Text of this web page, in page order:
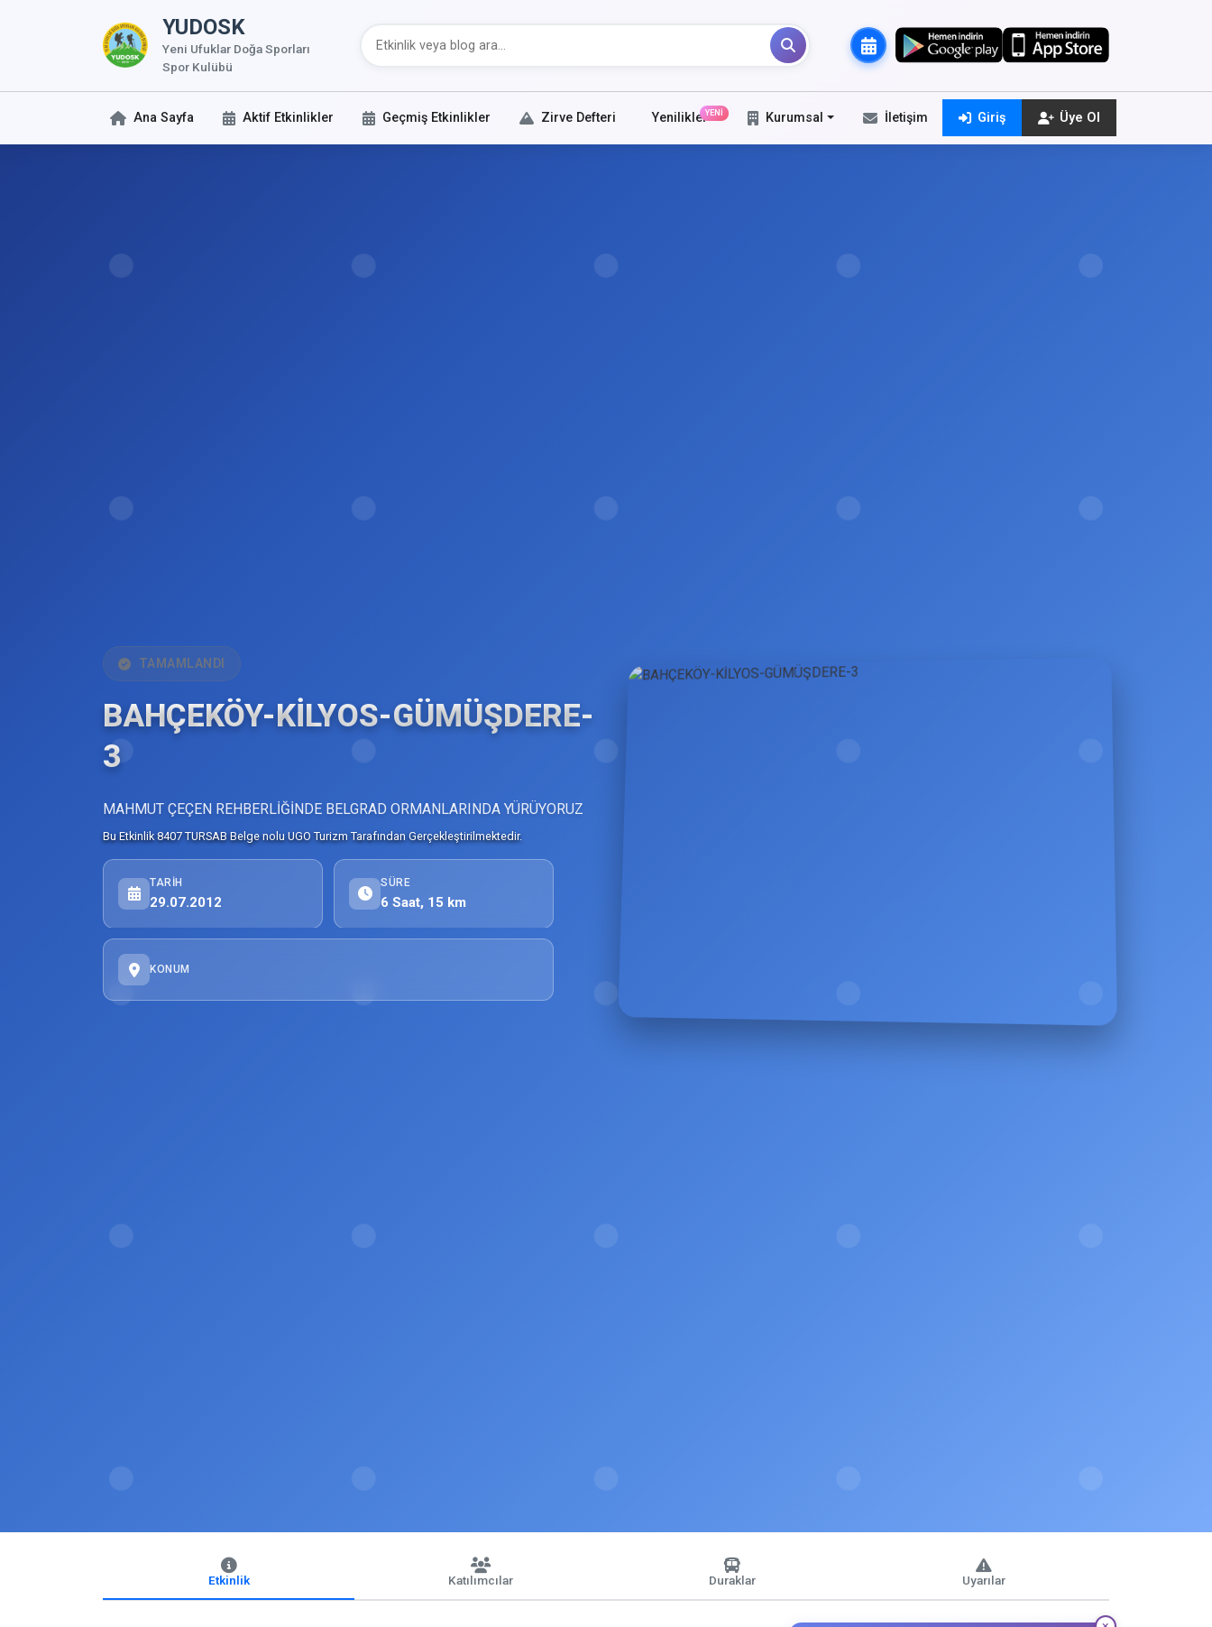
YUDOSK
Yeni Ufuklar Doğa Sporları
Spor Kulübü
Ana Sayfa Aktif Etkinlikler Geçmiş Etkinlikler Zirve Defteri YeniliklerYENİ Kurumsal İletişim Giriş Üye Ol
TAMAMLANDI
BAHÇEKÖY-KİLYOS-GÜMÜŞDERE-
3
MAHMUT ÇEÇEN REHBERLİĞİNDE BELGRAD ORMANLARINDA YÜRÜYORUZ
Bu Etkinlik 8407 TURSAB Belge nolu UGO Turizm Tarafından Gerçekleştirilmektedir.
TARIH
29.07.2012
SÜRE
6 Saat, 15 km
KONUM
Etkinlik Katılımcılar Duraklar Uyarılar